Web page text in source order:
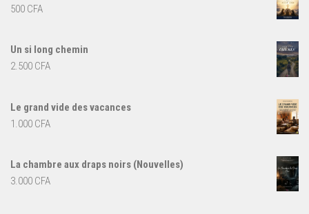
500 CFA
Un si long chemin
2.500 CFA
Le grand vide des vacances
1.000 CFA
La chambre aux draps noirs (Nouvelles)
3.000 CFA